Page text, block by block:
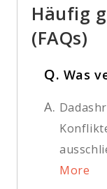
Häufig
(FAQs)
Q. Was
A.
More